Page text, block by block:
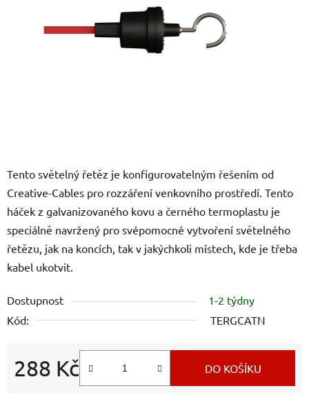
Tento světelný řetěz je konfigurovatelným řešením od
Creative-Cables pro rozzáření venkovního prostředí. Tento
háček z galvanizovaného kovu a černého termoplastu je
speciálně navržený pro svépomocné vytvoření světelného
řetězu, jak na koncích, tak v jakýchkoli místech, kde je třeba
kabel ukotvit.
Dostupnost
1-2 týdny
Kód:
TERGCATN
288 Kč DO KOŠÍKU